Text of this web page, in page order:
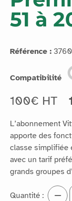
51 à
Référence :
Compatibilité
100€ HT
L’abonnement
apporte des
classe simplifiée
avec un tarif
grands groupes
Quantité :